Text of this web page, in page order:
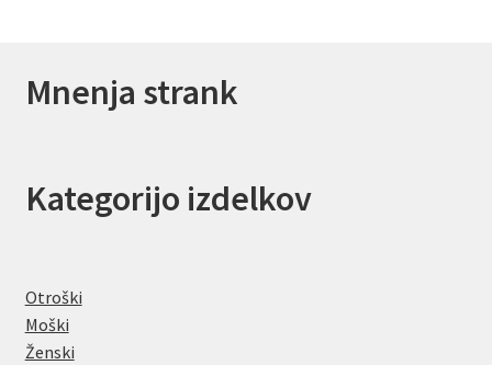
Mnenja strank
Kategorijo izdelkov
Otroški
Moški
Ženski